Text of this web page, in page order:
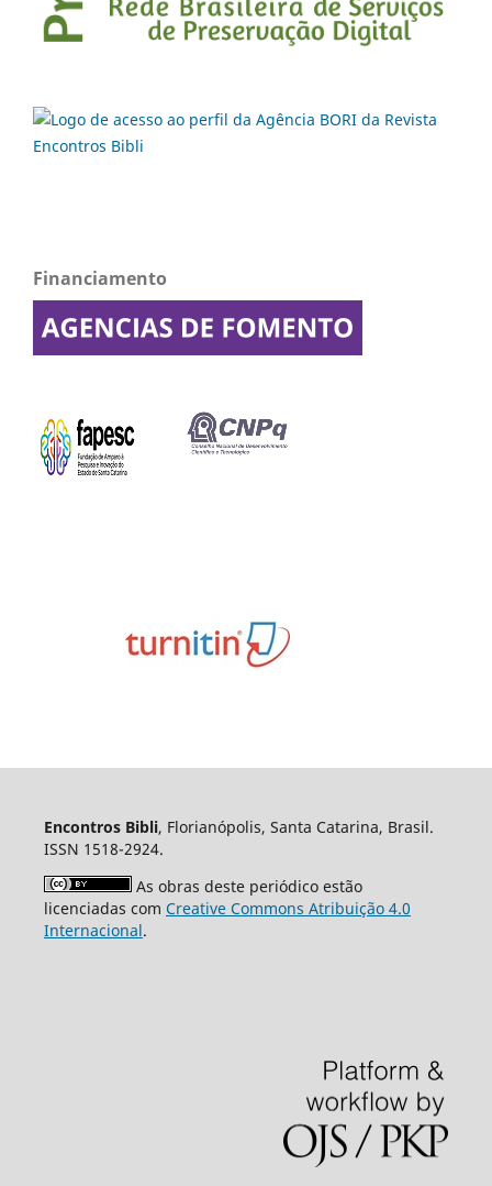
Financiamento
Encontros Bibli, Florianópolis, Santa Catarina, Brasil.
ISSN 1518-2924.
As obras deste periódico estão
licenciadas com Creative Commons Atribuição 4.0
Internacional.